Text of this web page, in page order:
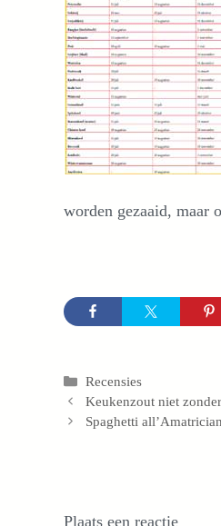
worden gezaaid, maar
Categorieën
Recensies
Keukenzout niet
Spaghetti
Plaats een reactie